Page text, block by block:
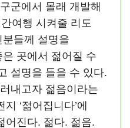
군에서 몰래 개발해
여행 시켜줄 리도
들께 설명을
곳에서 젊어질 수
설명을 들을 수 있다.
내고자 젊음이라는
‘젊어집니다’에
어진다. 젊다. 젊음.